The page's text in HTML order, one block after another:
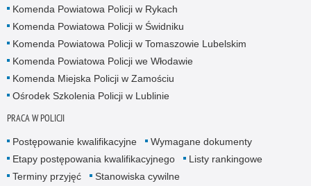
Komenda Powiatowa Policji w Rykach
Komenda Powiatowa Policji w Świdniku
Komenda Powiatowa Policji w Tomaszowie Lubelskim
Komenda Powiatowa Policji we Włodawie
Komenda Miejska Policji w Zamościu
Ośrodek Szkolenia Policji w Lublinie
PRACA W POLICJI
Postępowanie kwalifikacyjne
Wymagane dokumenty
Etapy postępowania kwalifikacyjnego
Listy rankingowe
Terminy przyjęć
Stanowiska cywilne